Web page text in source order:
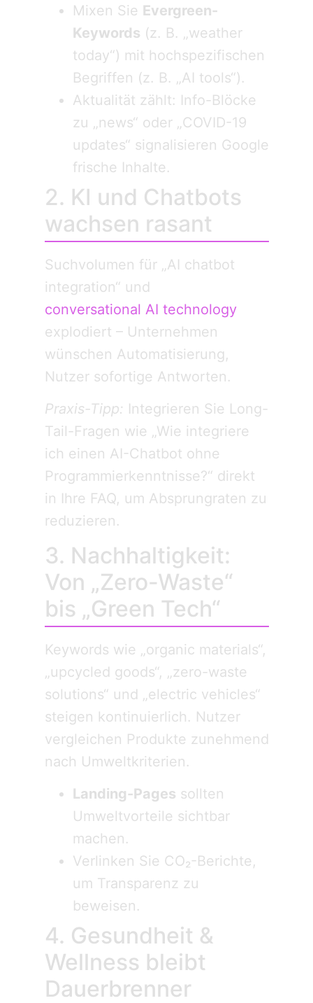
Mixen Sie Evergreen-
Keywords (z. B. „weather
today“) mit hochspezifischen
Begriffen (z. B. „AI tools“).
Aktualität zählt: Info-Blöcke
zu „news“ oder „COVID-19
updates“ signalisieren Google
frische Inhalte.
2. KI und Chatbots
wachsen rasant
Suchvolumen für „AI chatbot
integration“ und
conversational AI technology
explodiert – Unternehmen
wünschen Automatisierung,
Nutzer sofortige Antworten.
Praxis-Tipp: Integrieren Sie Long-
Tail-Fragen wie „Wie integriere
ich einen AI-Chatbot ohne
Programmierkenntnisse?“ direkt
in Ihre FAQ, um Absprungraten zu
reduzieren.
3. Nachhaltigkeit:
Von „Zero-Waste“
bis „Green Tech“
Keywords wie „organic materials“,
„upcycled goods“, „zero-waste
solutions“ und „electric vehicles“
steigen kontinuierlich. Nutzer
vergleichen Produkte zunehmend
nach Umweltkriterien.
Landing-Pages sollten
Umweltvorteile sichtbar
machen.
Verlinken Sie CO₂-Berichte,
um Transparenz zu
beweisen.
4. Gesundheit &
Wellness bleibt
Dauerbrenner